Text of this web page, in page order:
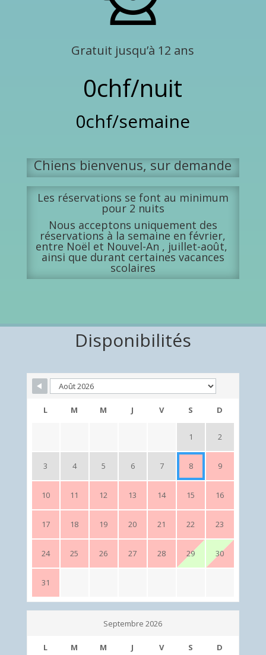
Gratuit jusqu’à 12 ans
0chf/nuit
0chf/semaine
Chiens bienvenus, sur demande
Les réservations se font au minimum
pour 2 nuits
Nous acceptons uniquement des
réservations à la semaine en février,
entre Noël et Nouvel-An , juillet-août,
ainsi que durant certaines vacances
scolaires
Disponibilités
L M M J V S D
1 2
3 4 5 6 7 8 9
10 11 12 13 14 15 16
17 18 19 20 21 22 23
24 25 26 27 28 29 30
31
Septembre 2026
L M M J V S D